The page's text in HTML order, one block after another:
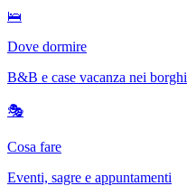
🛌
Dove dormire
B&B e case vacanza nei borghi
🎭
Cosa fare
Eventi, sagre e appuntamenti